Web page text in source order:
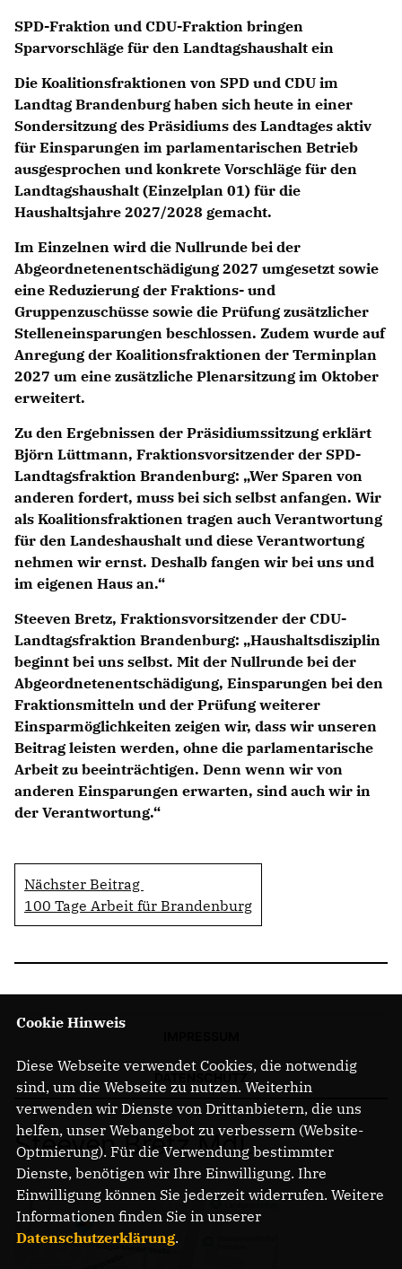
SPD-Fraktion und CDU-Fraktion bringen
Sparvorschläge für den Landtagshaushalt ein
Die Koalitionsfraktionen von SPD und CDU im
Landtag Brandenburg haben sich heute in einer
Sondersitzung des Präsidiums des Landtages aktiv
für Einsparungen im parlamentarischen Betrieb
ausgesprochen und konkrete Vorschläge für den
Landtagshaushalt (Einzelplan 01) für die
Haushaltsjahre 2027/2028 gemacht.
Im Einzelnen wird die Nullrunde bei der
Abgeordnetenentschädigung 2027 umgesetzt sowie
eine Reduzierung der Fraktions- und
Gruppenzuschüsse sowie die Prüfung zusätzlicher
Stelleneinsparungen beschlossen. Zudem wurde auf
Anregung der Koalitionsfraktionen der Terminplan
2027 um eine zusätzliche Plenarsitzung im Oktober
erweitert.
Zu den Ergebnissen der Präsidiumssitzung erklärt
Björn Lüttmann, Fraktionsvorsitzender der SPD-
Landtagsfraktion Brandenburg: „Wer Sparen von
anderen fordert, muss bei sich selbst anfangen. Wir
als Koalitionsfraktionen tragen auch Verantwortung
für den Landeshaushalt und diese Verantwortung
nehmen wir ernst. Deshalb fangen wir bei uns und
im eigenen Haus an.“
Steeven Bretz, Fraktionsvorsitzender der CDU-
Landtagsfraktion Brandenburg: „Haushaltsdisziplin
beginnt bei uns selbst. Mit der Nullrunde bei der
Abgeordnetenentschädigung, Einsparungen bei den
Fraktionsmitteln und der Prüfung weiterer
Einsparmöglichkeiten zeigen wir, dass wir unseren
Beitrag leisten werden, ohne die parlamentarische
Arbeit zu beeinträchtigen. Denn wenn wir von
anderen Einsparungen erwarten, sind auch wir in
der Verantwortung.“
Nächster Beitrag
100 Tage Arbeit für Brandenburg
Steeven Bretz MdL
Cookie Hinweis
Diese Webseite verwendet Cookies, die notwendig
sind, um die Webseite zu nutzen. Weiterhin
verwenden wir Dienste von Drittanbietern, die uns
helfen, unser Webangebot zu verbessern (Website-
Optmierung). Für die Verwendung bestimmter
Dienste, benötigen wir Ihre Einwilligung. Ihre
Einwilligung können Sie jederzeit widerrufen. Weitere
Informationen finden Sie in unserer
Datenschutzerklärung.